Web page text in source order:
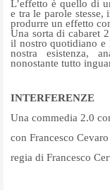
L’effetto è quello di
e tra le parole
produrre un effetto
Una sorta di cabaret
il nostro quotidiano e
nostra esistenza,
nonostante tutto
INTERFERENZE
Una commedia 2.0
con Francesco
regia di Francesco